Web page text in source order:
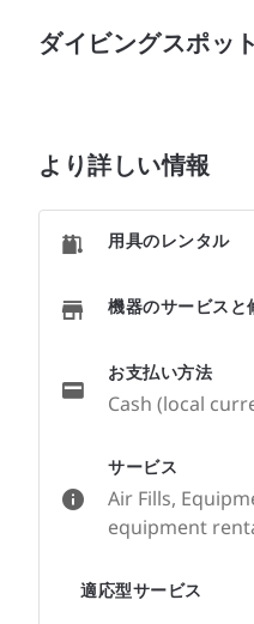
ダイビングスポット
より詳しい情報
サービス
Air Fills,
equipment
適応型サービス
用具のレンタル
機器のサービスと
お支払い方法
Cash (local